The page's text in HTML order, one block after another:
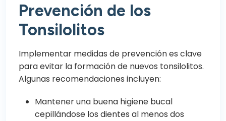
Prevención de los
Tonsilolitos
Implementar medidas de prevención es clave
para evitar la formación de nuevos tonsilolitos.
Algunas recomendaciones incluyen:
Mantener una buena higiene bucal
cepillándose los dientes al menos dos